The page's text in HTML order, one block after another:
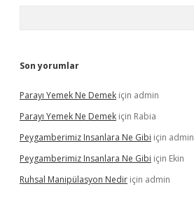
Son yorumlar
Parayı Yemek Ne Demek için admin
Parayı Yemek Ne Demek için Rabia
Peygamberimiz Insanlara Ne Gibi için admin
Peygamberimiz Insanlara Ne Gibi için Ekin
Ruhsal Manipülasyon Nedir için admin